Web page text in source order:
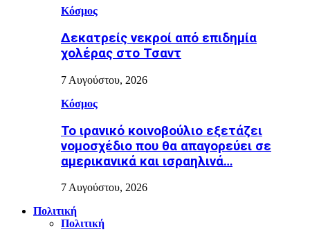
Κόσμος
Δεκατρείς νεκροί από επιδημία
χολέρας στο Τσαντ
7 Αυγούστου, 2026
Κόσμος
Το ιρανικό κοινοβούλιο εξετάζει
νομοσχέδιο που θα απαγορεύει σε
αμερικανικά και ισραηλινά…
7 Αυγούστου, 2026
Πολιτική
Πολιτική